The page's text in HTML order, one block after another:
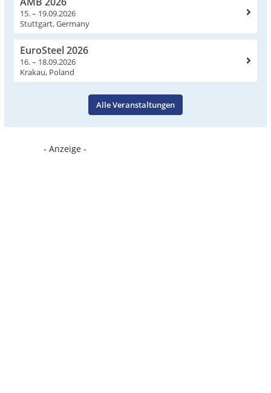
15. – 19.09.2026
Stuttgart, Germany
EuroSteel 2026
16. – 18.09.2026
Krakau, Poland
Alle Veranstaltungen
- Anzeige -